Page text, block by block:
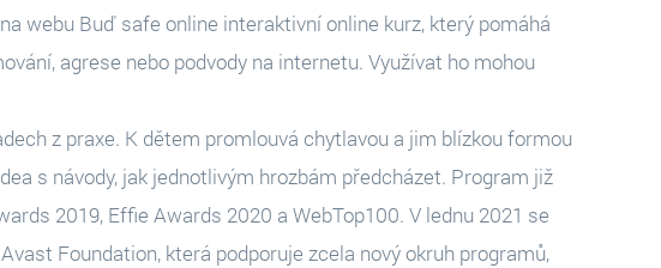
webu Buď safe online interaktivní online kurz, který pomáhá
agrese nebo podvody na internetu. Využívat ho mohou
z praxe. K dětem promlouvá chytlavou a jim blízkou formou
s návody, jak jednotlivým hrozbám předcházet. Program již
2019, Effie Awards 2020 a WebTop100. V lednu 2021 se
Foundation, která podporuje zcela nový okruh programů,